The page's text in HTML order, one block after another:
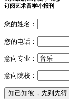
订阅艺术留学小报刊
您的姓名：
您的电话：
意向专业：
意向院校：